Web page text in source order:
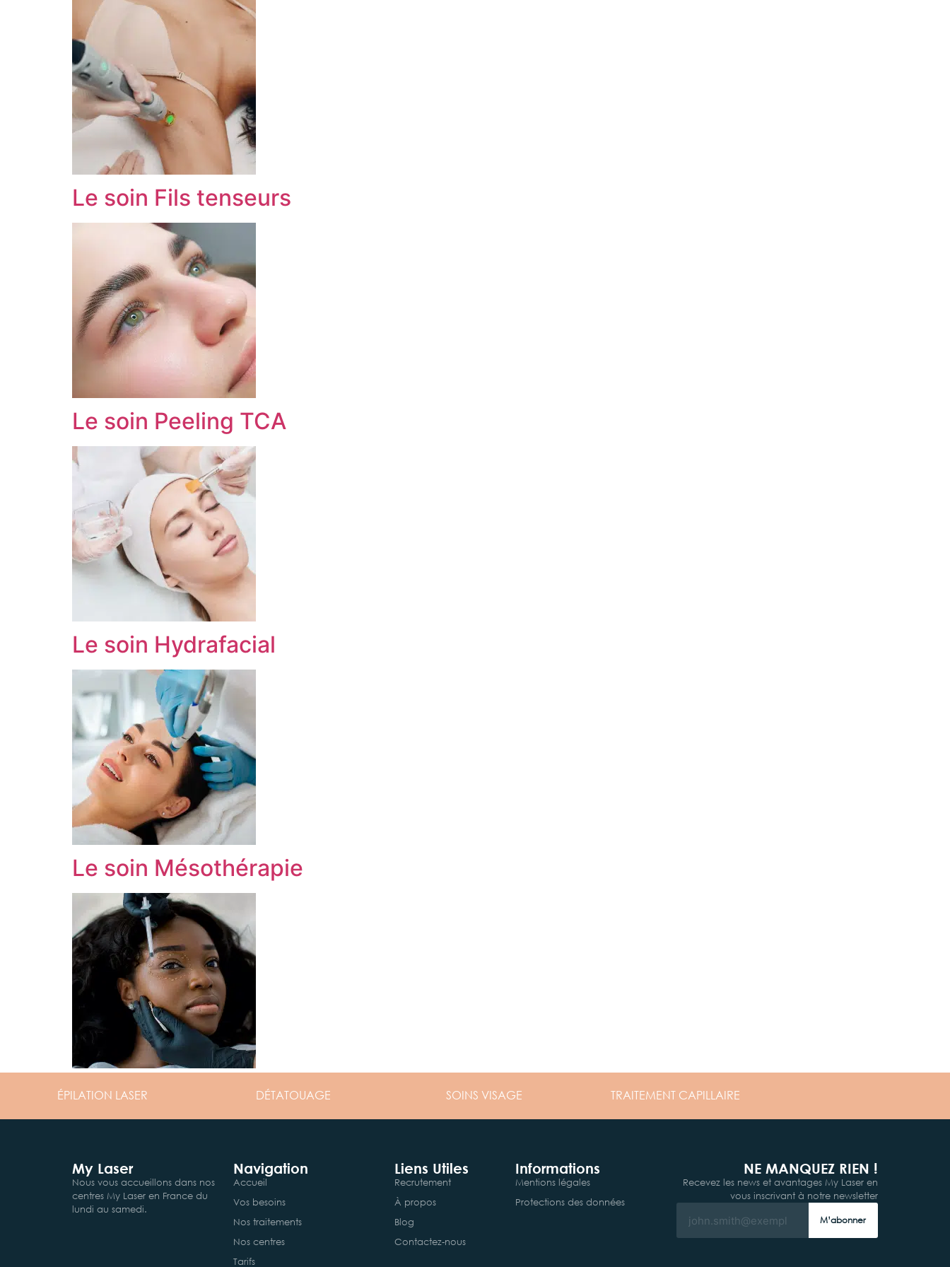
Le soin Fils tenseurs
Le soin Peeling TCA
Le soin Hydrafacial
Le soin Mésothérapie
ÉPILATION LASER DÉTATOUAGE SOINS VISAGE TRAITEMENT CAPILLAIRE
My Laser
Nous vous accueillons dans nos
centres My Laser en France du
lundi au samedi.
Navigation
Accueil
Vos besoins
Nos traitements
Nos centres
Tarifs
Liens Utiles
Recrutement
À propos
Blog
Contactez-nous
Informations
Mentions légales
Protections des données
NE MANQUEZ RIEN !
Recevez les news et avantages My Laser en
vous inscrivant à notre newsletter
M’abonner